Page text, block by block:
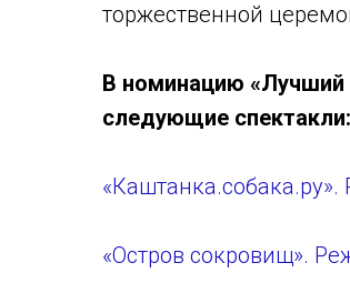
торжественной
В номинацию «Лучший
следующие спектакли:
«Остров сокровищ».